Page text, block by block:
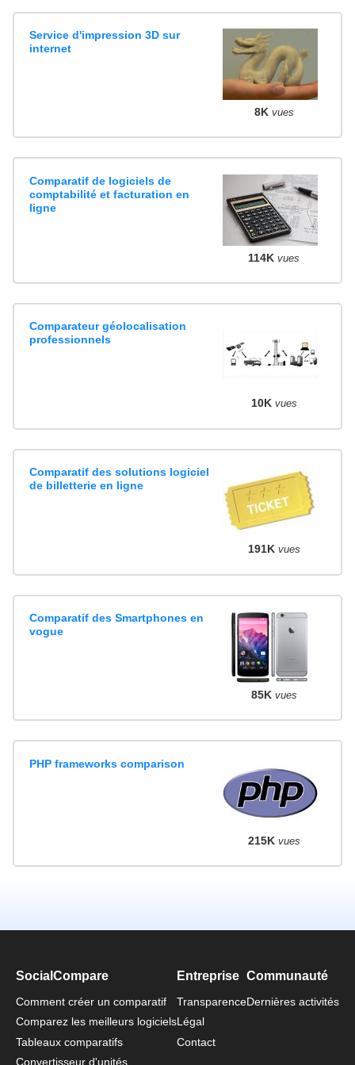
Service d'impression 3D sur
internet
8K vues
Comparatif de logiciels de
comptabilité et facturation en
ligne
114K vues
Comparateur géolocalisation
professionnels
10K vues
Comparatif des solutions logiciel
de billetterie en ligne
191K vues
Comparatif des Smartphones en
vogue
85K vues
PHP frameworks comparison
215K vues
SocialCompare
Comment créer un comparatif
Comparez les meilleurs logiciels
Tableaux comparatifs
Convertisseur d'unités
Entreprise
Transparence
Légal
Contact
Communauté
Dernières activités